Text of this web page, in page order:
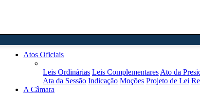
Atos Oficiais
Leis Ordinárias Leis Complementares Ato da
Ata da Sessão Indicação Moções Projeto de Lei
A Câmara